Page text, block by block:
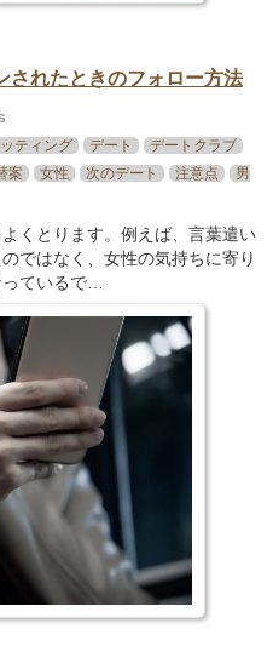
されたときのフォロー方法
ティング デート
デートクラブ
案 女性 次のデート 注意点
男
くとります。例えば、言葉遣い
ではなく、女性の気持ちに寄り
ているで…